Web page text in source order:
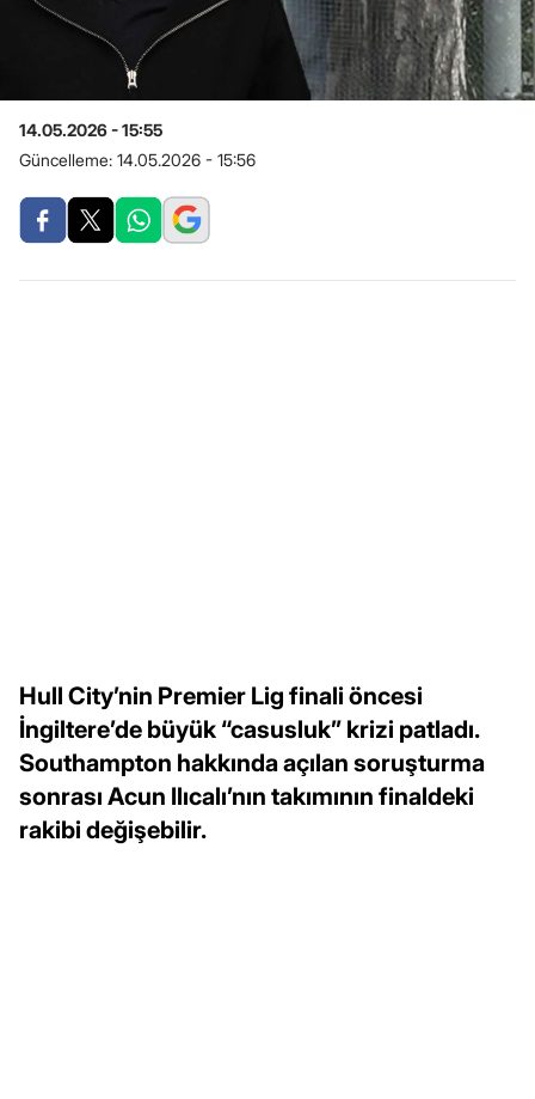
14.05.2026 - 15:55
Güncelleme: 14.05.2026 - 15:56
Hull City’nin Premier Lig finali öncesi
İngiltere’de büyük “casusluk” krizi patladı.
Southampton hakkında açılan soruşturma
sonrası Acun Ilıcalı’nın takımının finaldeki
rakibi değişebilir.